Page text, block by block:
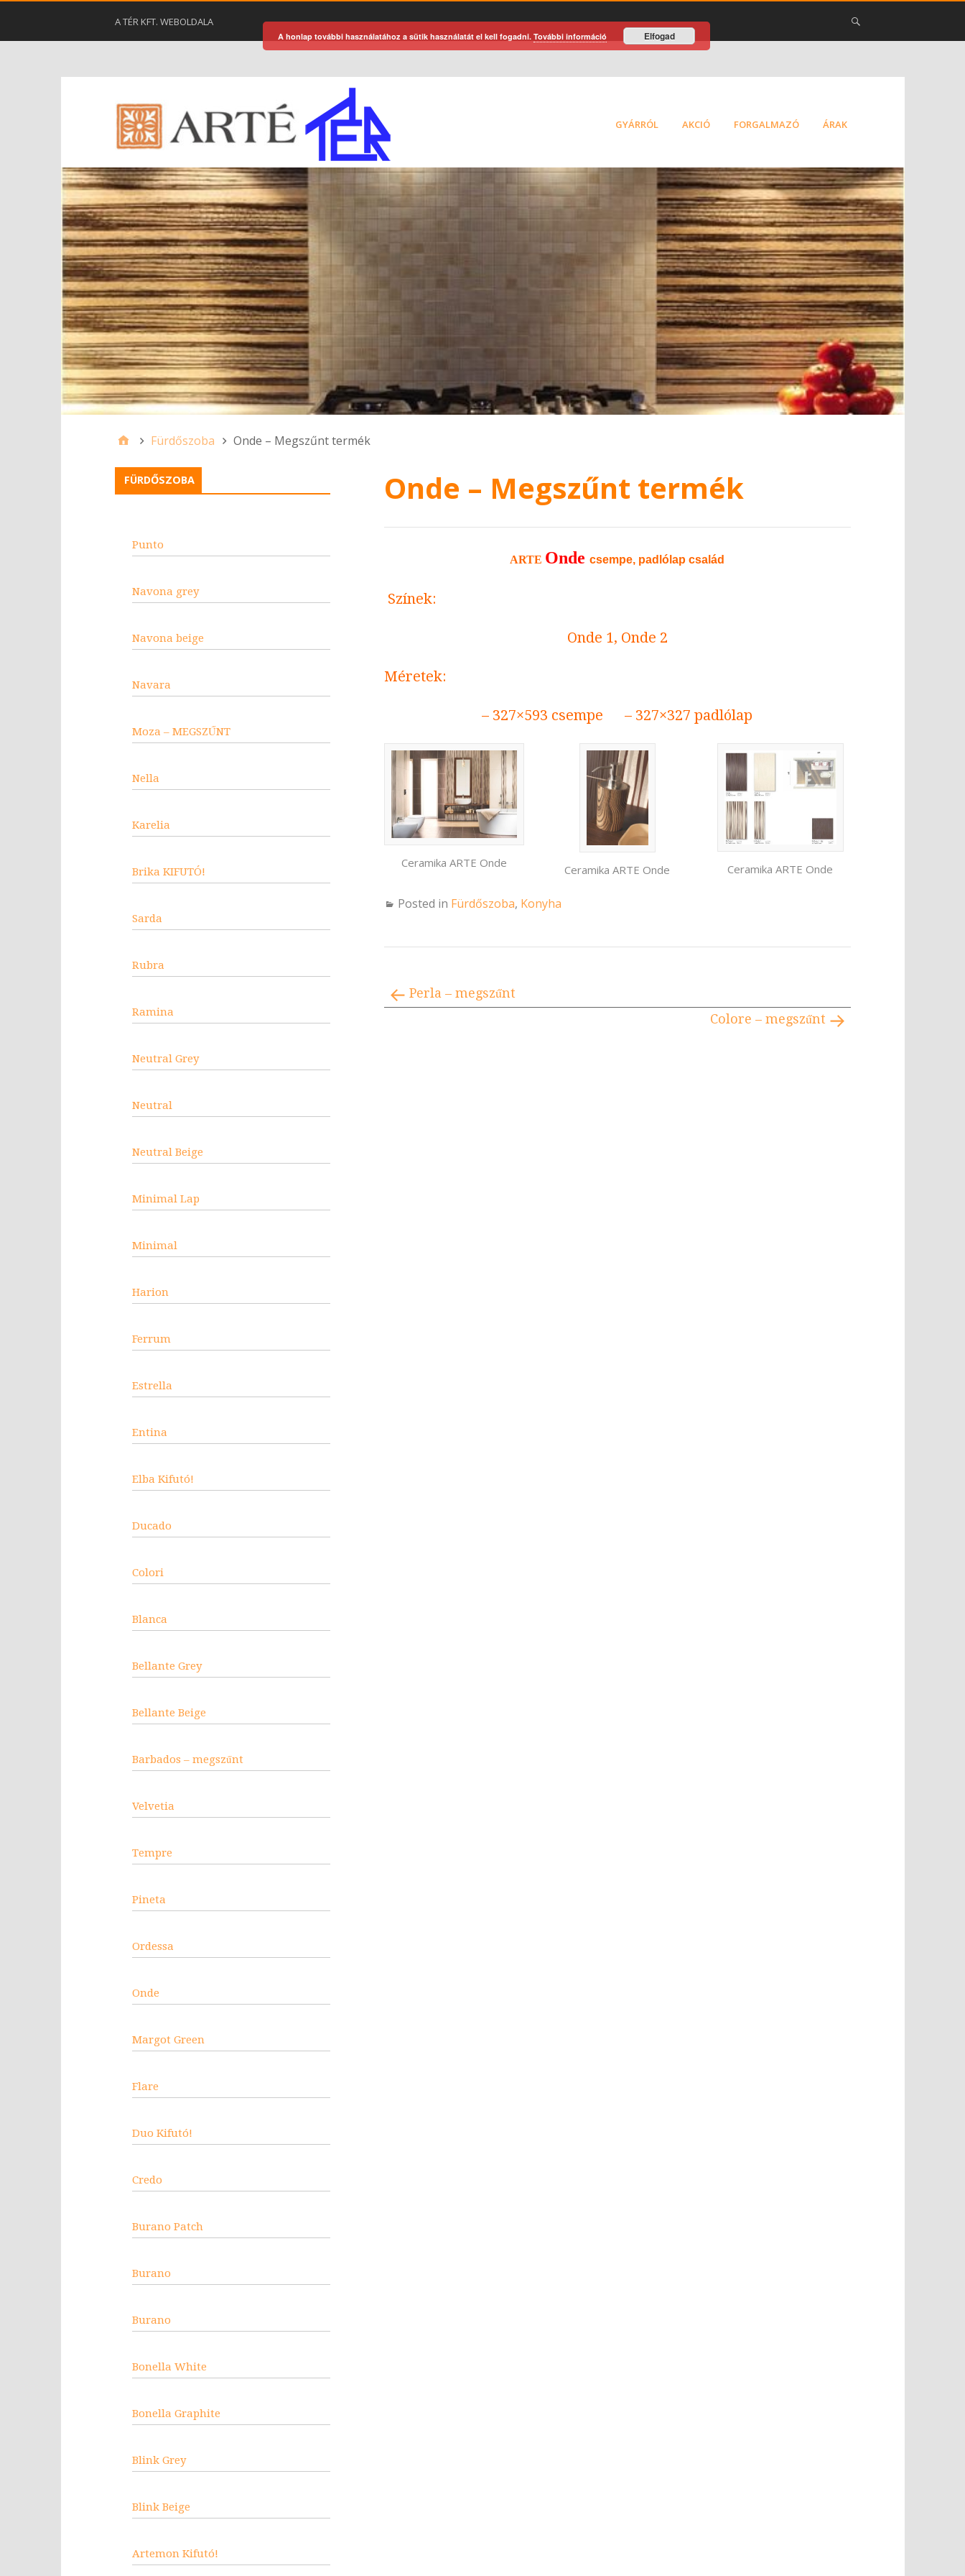
A TÉR KFT. WEBOLDALA
GYÁRRÓL AKCIÓ FORGALMAZÓ ÁRAK
Fürdőszoba Onde – Megszűnt termék
Onde – Megszűnt termék
ARTE Onde csempe, padlólap család
Színek:
Onde 1, Onde 2
Méretek:
– 327×593 csempe – 327×327 padlólap
Ceramika ARTE Onde
Ceramika ARTE Onde Ceramika ARTE Onde
Posted in Fürdőszoba, Konyha
Perla – megszűnt
Colore – megszűnt
FÜRDŐSZOBA
Punto
Navona grey
Navona beige
Navara
Moza – MEGSZŰNT
Nella
Karelia
Brika KIFUTÓ!
Sarda
Rubra
Ramina
Neutral Grey
Neutral
Neutral Beige
Minimal Lap
Minimal
Harion
Ferrum
Estrella
Entina
Elba Kifutó!
Ducado
Colori
Blanca
Bellante Grey
Bellante Beige
Barbados – megszűnt
Velvetia
Tempre
Pineta
Ordessa
Onde
Margot Green
Flare
Duo Kifutó!
Credo
Burano Patch
Burano
Burano
Bonella White
Bonella Graphite
Blink Grey
Blink Beige
Artemon Kifutó!
A honlap további használatához a sütik használatát el kell fogadni. További információ Elfogad